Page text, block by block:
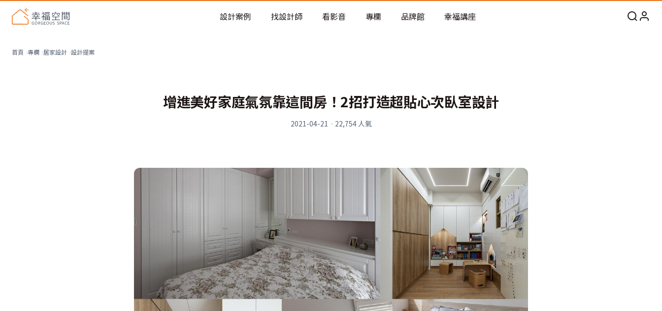
老屋預算分配與高 CP 值煥新術
設計案例 找設計師 看影音 專欄 品牌館 幸福講座
首頁 專欄 居家設計 設計提案
增進美好家庭氣氛靠這間房！2招打造超貼心次臥室設計
2021-04-21 · 22,754人氣